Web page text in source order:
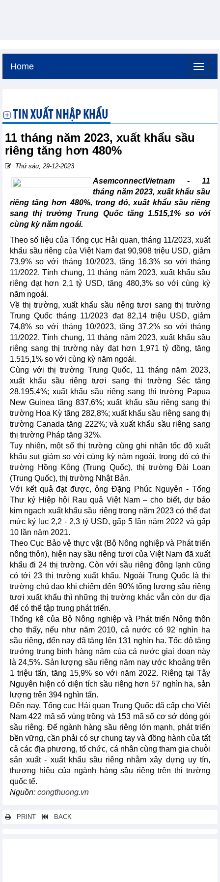
Home
TIN XUẤT NHẬP KHẨU
11 tháng năm 2023, xuất khẩu sầu
riêng tăng hơn 480%
Thứ sáu, 29-12-2023
AsemconnectVietnam - 11
tháng năm 2023, xuất khẩu sầu
riêng tăng hơn 480%, trong đó, xuất khẩu sầu riêng
sang thị trường Trung Quốc tăng 1.515,1% so với
cùng kỳ năm ngoái.
Theo số liệu của Tổng cục Hải quan, tháng 11/2023, xuất
khẩu sầu riêng của Việt Nam đạt 90,908 triệu USD, giảm
73,9% so với tháng 10/2023, tăng 16,3% so với tháng
11/2022. Tính chung, 11 tháng năm 2023, xuất khẩu sầu
riêng đạt hơn 2,1 tỷ USD, tăng 480,3% so với cùng kỳ
năm ngoái.
Về thị trường, xuất khẩu sầu riêng tươi sang thị trường
Trung Quốc tháng 11/2023 đạt 82,14 triệu USD, giảm
74,8% so với tháng 10/2023, tăng 37,2% so với tháng
11/2022. Tính chung, 11 tháng năm 2023, xuất khẩu sầu
riêng sang thị trường này đạt hơn 1,971 tỷ đồng, tăng
1.515,1% so với cùng kỳ năm ngoái.
Cùng với thị trường Trung Quốc, 11 tháng năm 2023,
xuất khẩu sầu riêng tươi sang thị trường Séc tăng
28.195,4%; xuất khẩu sầu riêng sang thị trường Papua
New Guinea tăng 837,6%; xuất khẩu sầu riêng sang thị
trường Hoa Kỳ tăng 282,8%; xuất khẩu sầu riêng sang thị
trường Canada tăng 222%; và xuất khẩu sầu riêng sang
thị trường Pháp tăng 32%.
Tuy nhiên, một số thị trường cũng ghi nhận tốc độ xuất
khẩu sụt giảm so với cùng kỳ năm ngoái, trong đó có thị
trường Hồng Kông (Trung Quốc), thị trường Đài Loan
(Trung Quốc), thị trường Nhật Bản.
Với kết quả đạt được, ông Đặng Phúc Nguyên - Tổng
Thư ký Hiệp hội Rau quả Việt Nam – cho biết, dự báo
kim ngạch xuất khẩu sầu riêng trong năm 2023 có thể đạt
mức kỷ lục 2,2 - 2,3 tỷ USD, gấp 5 lần năm 2022 và gấp
10 lần năm 2021.
Theo Cục Bảo vệ thực vật (Bộ Nông nghiệp và Phát triển
nông thôn), hiện nay sầu riêng tươi của Việt Nam đã xuất
khẩu đi 24 thị trường. Còn với sầu riêng đông lạnh cũng
có tới 23 thị trường xuất khẩu. Ngoài Trung Quốc là thị
trường chủ đạo khi chiếm đến 90% tổng lượng sầu riêng
tươi xuất khẩu thì những thị trường khác vẫn còn dư địa
để có thể tập trung phát triển.
Thống kê của Bộ Nông nghiệp và Phát triển Nông thôn
cho thấy, nếu như năm 2010, cả nước có 92 nghìn ha
sầu riêng, đến nay đã tăng lên 131 nghìn ha. Tốc độ tăng
trưởng trung bình hàng năm của cả nước giai đoạn này
là 24,5%. Sản lượng sầu riêng năm nay ước khoảng trên
1 triệu tấn, tăng 15,9% so với năm 2022. Riêng tại Tây
Nguyên hiện có diện tích sầu riêng hơn 57 nghìn ha, sản
lượng trên 394 nghìn tấn.
Đến nay, Tổng cục Hải quan Trung Quốc đã cấp cho Việt
Nam 422 mã số vùng trồng và 153 mã số cơ sở đóng gói
sầu riêng. Để ngành hàng sầu riêng lớn mạnh, phát triển
bền vững, cần phải có sự chung tay và đồng hành của tất
cả các địa phương, tổ chức, cá nhân cùng tham gia chuỗi
sản xuất - xuất khẩu sầu riêng nhằm xây dựng uy tín,
thương hiệu của ngành hàng sầu riêng trên thị trường
quốc tế.
Nguồn: congthuong.vn
PRINT BACK